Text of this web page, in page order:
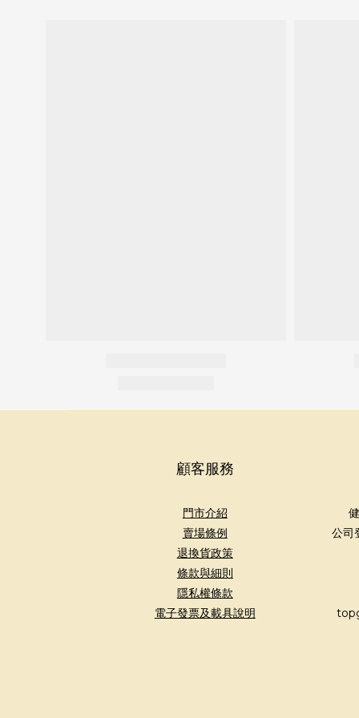
顧客服務
門市介紹
賣場條例
退換貨政策
條款與細則
隱私權條款
電子發票及載具說明
公司